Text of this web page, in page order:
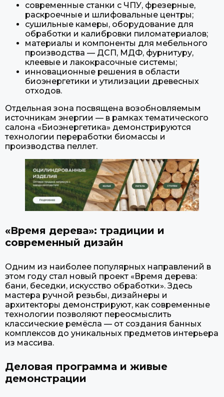
современные станки с ЧПУ, фрезерные,
раскроечные и шлифовальные центры;
сушильные камеры, оборудование для
обработки и калибровки пиломатериалов;
материалы и компоненты для мебельного
производства — ДСП, МДФ, фурнитуру,
клеевые и лакокрасочные системы;
инновационные решения в области
биоэнергетики и утилизации древесных
отходов.
Отдельная зона посвящена возобновляемым
источникам энергии — в рамках тематического
салона «Биоэнергетика» демонстрируются
технологии переработки биомассы и
производства пеллет.
«Время дерева»: традиции и
современный дизайн
Одним из наиболее популярных направлений в
этом году стал новый проект «Время дерева:
бани, беседки, искусство обработки». Здесь
мастера ручной резьбы, дизайнеры и
архитекторы демонстрируют, как современные
технологии позволяют переосмыслить
классические ремёсла — от создания банных
комплексов до уникальных предметов интерьера
из массива.
Деловая программа и живые
демонстрации